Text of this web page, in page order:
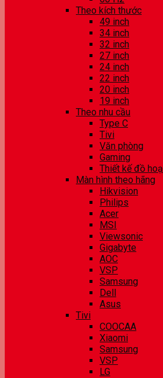
Theo kích thước
49 inch
34 inch
32 inch
27 inch
24 inch
22 inch
20 inch
19 inch
Theo nhu cầu
Type C
Tivi
Văn phòng
Gaming
Thiết kế đồ hoạ
Màn hình theo hãng
Hikvision
Philips
Acer
MSI
Viewsonic
Gigabyte
AOC
VSP
Samsung
Dell
Asus
Tivi
COOCAA
Xiaomi
Samsung
VSP
LG